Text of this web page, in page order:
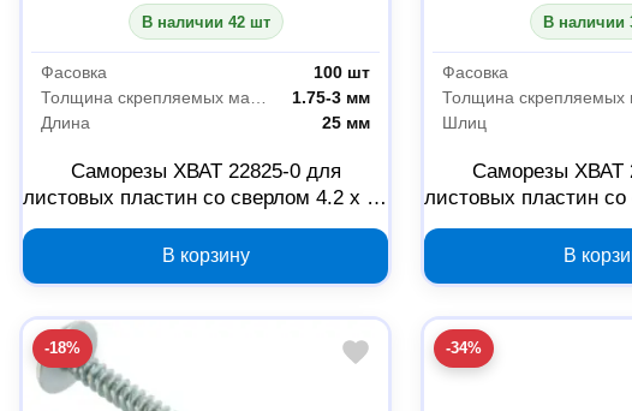
В наличии 42 шт
Фасовка
100 шт
1.75-3 мм
Длина
25 мм
Саморезы ХВАТ 22825-0 для
листовых пластин со сверлом 4.2 x 25
мм, 100 шт
В корзину
В наличии
Фасовка
Шлиц
Саморезы ХВАТ
листовых пластин
мм,
В
-18% -34%